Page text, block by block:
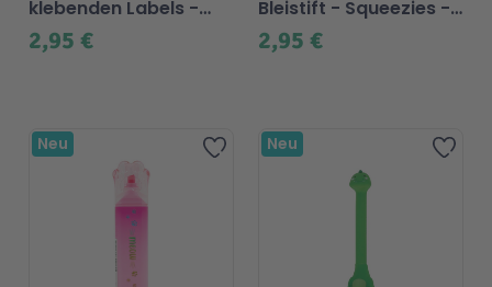
2,95 €
klebenden Labels -
Space 2,95 €
Bleistift - Squeezies -
Biene
Zur Wunschliste hinzufügen
Neu Zur
Neu